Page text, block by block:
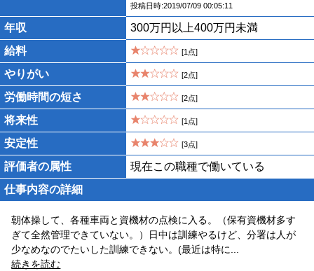
投稿日時:2019/07/09 00:05:11
年収
300万円以上400万円未満
給料
[1点]
やりがい [2点]
労働時間の短さ [2点]
将来性 [1点]
安定性 [3点]
評価者の属性
現在この職種で働いている
仕事内容の詳細
朝体操して、各種車両と資機材の点検に入る。（保有資機材多す
ぎて全然管理できていない。）日中は訓練やるけど、分署は人が
少なめなのでたいした訓練できない。(最近は特に
続きを読む